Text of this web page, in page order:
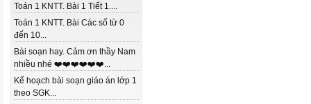
Toán 1 KNTT. Bài 1 Tiết 1....
Toán 1 KNTT. Bài Các số từ 0
đến 10...
Bài soạn hay. Cảm ơn thầy Nam
nhiều nhé ❤️❤️❤️❤️❤️❤️...
Kế hoạch bài soạn giáo án lớp 1
theo SGK...